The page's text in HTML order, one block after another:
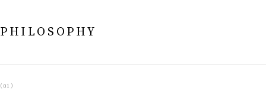
PHILOSOPHY
(01)